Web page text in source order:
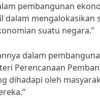
pembangunan
mengalokasikan
suatu negara.”
dalam
Perencanaan
dihadapi oleh